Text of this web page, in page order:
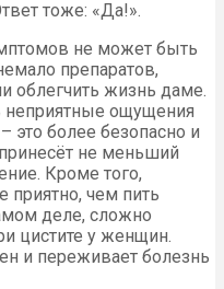
тоже: «Да!».
не может быть
препаратов,
облегчить жизнь даме.
неприятные ощущения
это более безопасно и
не меньший
Кроме того,
приятно, чем пить
деле, сложно
цистите у женщин.
и переживает болезнь